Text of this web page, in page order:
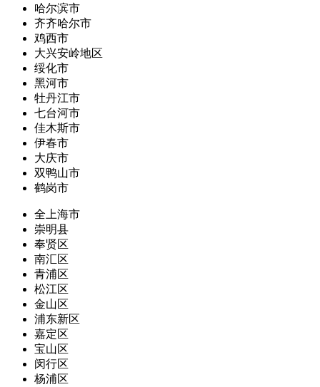
哈尔滨市
齐齐哈尔市
鸡西市
大兴安岭地区
绥化市
黑河市
牡丹江市
七台河市
佳木斯市
伊春市
大庆市
双鸭山市
鹤岗市
全上海市
崇明县
奉贤区
南汇区
青浦区
松江区
金山区
浦东新区
嘉定区
宝山区
闵行区
杨浦区